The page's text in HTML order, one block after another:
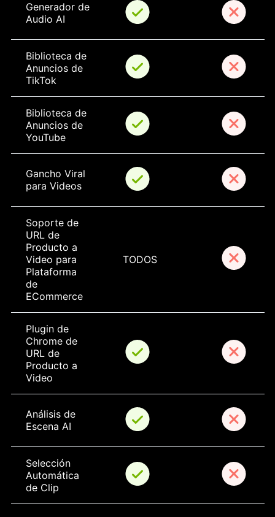
Generador de
Audio AI
Biblioteca de
Anuncios de
TikTok
Biblioteca de
Anuncios de
YouTube
Gancho Viral
para Videos
Soporte de
URL de
Producto a
Video para
Plataforma
de
ECommerce
TODOS
Plugin de
Chrome de
URL de
Producto a
Video
Análisis de
Escena AI
Selección
Automática
de Clip